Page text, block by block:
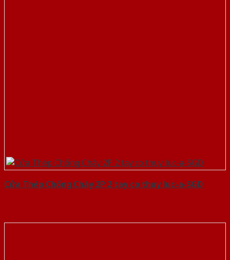
Cửa Thép Chống Cháy 2P 2 tay co thuy luc-a-SGD